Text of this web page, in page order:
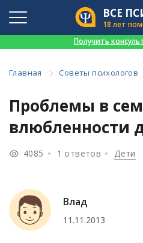
ВСЕ
18 лет
Получить
Главная Советы психологов
Проблемы в
влюбленности
4085 1 ответов Дети
Влад
11.11.2013